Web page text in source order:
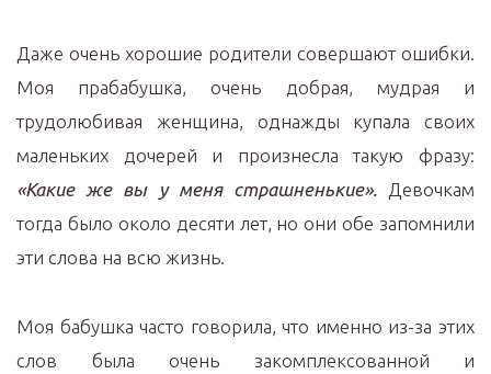
Даже очень хорошие родители совершают ошибки.
Моя прабабушка, очень добрая, мудрая и
трудолюбивая женщина, однажды купала своих
маленьких дочерей и произнесла такую фразу:
«Какие же вы у меня страшненькие».
Девочкам
тогда было около десяти лет, но они обе запомнили
эти слова на всю жизнь.
Моя бабушка часто говорила, что именно из-за этих
слов была очень закомплексованной и